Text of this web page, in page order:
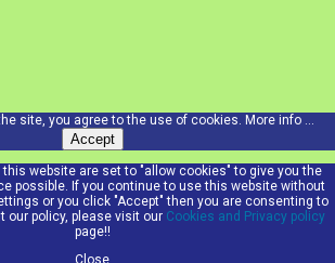
site, you agree to the use of cookies. More info ...
Accept
website are set to "allow cookies" to give you the
possible. If you continue to use this website without
or you click "Accept" then you are consenting to
our policy, please visit our Cookies and Privacy policy
page!!
Close